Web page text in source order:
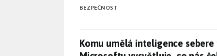
BEZPEČNOST
Komu umělá inteligence
Komu umělá inteligence